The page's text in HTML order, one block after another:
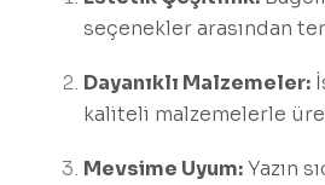
seçenekler arasından
Dayanıklı Malzemeler:
kaliteli malzemelerle
Mevsime Uyum:Yazın